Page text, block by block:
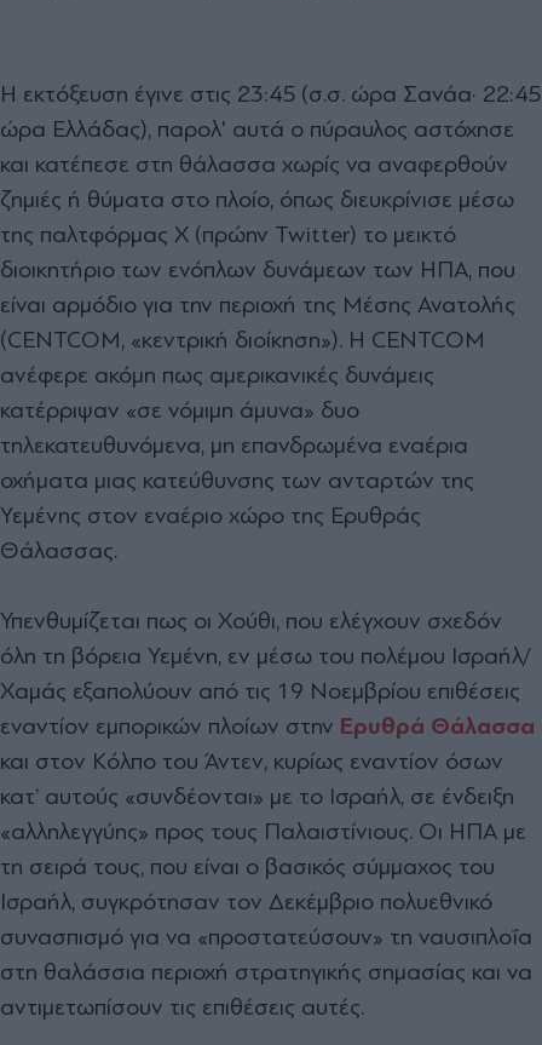
Η εκτόξευση έγινε στις 23:45 (σ.σ. ώρα Σανάα· 22:45
ώρα Ελλάδας), παρολ' αυτά ο πύραυλος αστόχησε
και κατέπεσε στη θάλασσα χωρίς να αναφερθούν
ζημιές ή θύματα στο πλοίο, όπως διευκρίνισε μέσω
της παλτφόρμας X (πρώην Twitter) το μεικτό
διοικητήριο των ενόπλων δυνάμεων των ΗΠΑ, που
είναι αρμόδιο για την περιοχή της Μέσης Ανατολής
(CENTCOM, «κεντρική διοίκηση»). Η CENTCOM
ανέφερε ακόμη πως αμερικανικές δυνάμεις
κατέρριψαν «σε νόμιμη άμυνα» δυο
τηλεκατευθυνόμενα, μη επανδρωμένα εναέρια
οχήματα μιας κατεύθυνσης των ανταρτών της
Υεμένης στον εναέριο χώρο της Ερυθράς
Θάλασσας.
Υπενθυμίζεται πως οι Χούθι, που ελέγχουν σχεδόν
όλη τη βόρεια Υεμένη, εν μέσω του πολέμου Ισραήλ/
Χαμάς εξαπολύουν από τις 19 Νοεμβρίου επιθέσεις
εναντίον εμπορικών πλοίων στην Ερυθρά Θάλασσα
και στον Κόλπο του Άντεν, κυρίως εναντίον όσων
κατ’ αυτούς «συνδέονται» με το Ισραήλ, σε ένδειξη
«αλληλεγγύης» προς τους Παλαιστίνιους. Οι ΗΠΑ με
τη σειρά τους, που είναι ο βασικός σύμμαχος του
Ισραήλ, συγκρότησαν τον Δεκέμβριο πολυεθνικό
συνασπισμό για να «προστατεύσουν» τη ναυσιπλοΐα
στη θαλάσσια περιοχή στρατηγικής σημασίας και να
αντιμετωπίσουν τις επιθέσεις αυτές.